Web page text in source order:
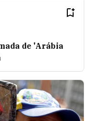
de 'Arábia